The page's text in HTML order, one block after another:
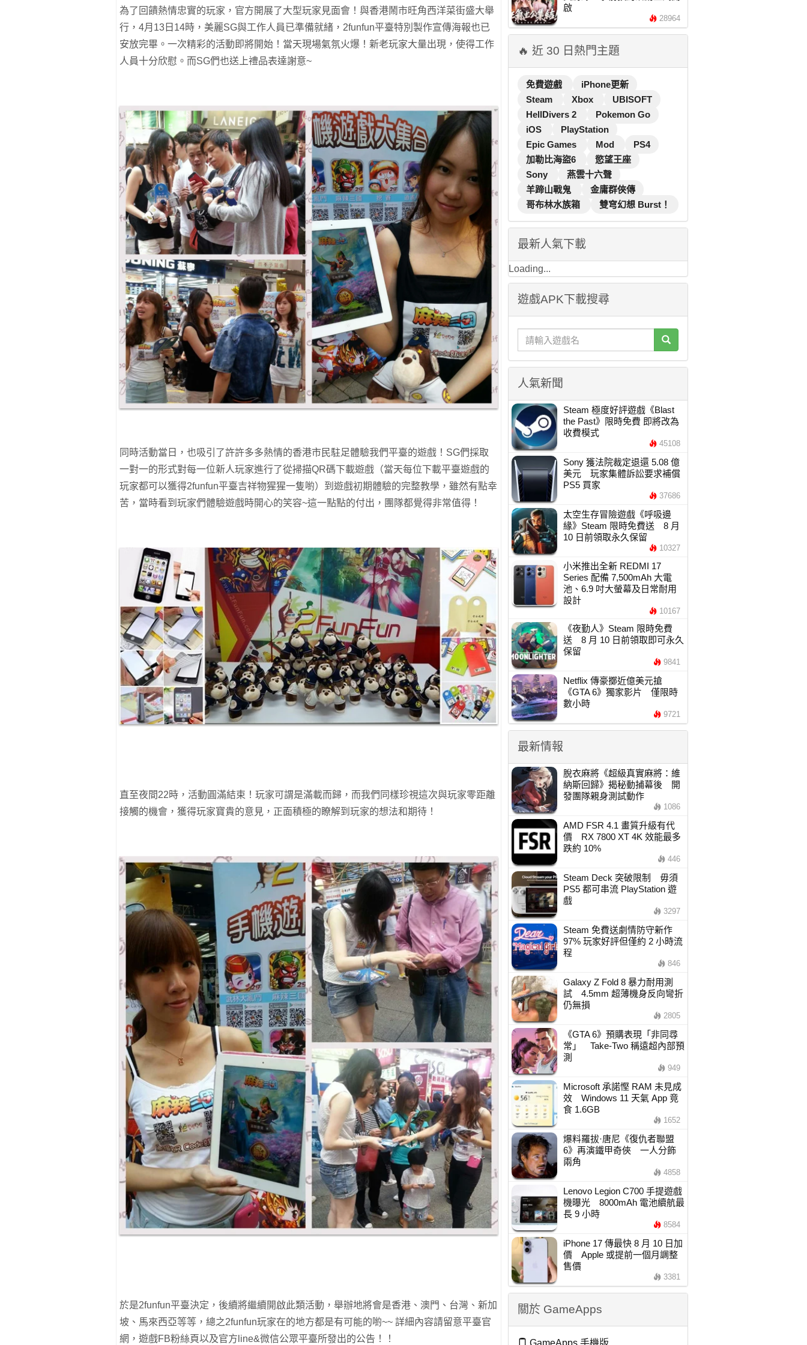
為了回饋熱情忠實的玩家，官方開展了大型玩家見面會！與香港鬧市旺角西洋菜街盛大舉
行，4月13日14時，美麗SG與工作人員已準備就緒，2funfun平臺特別製作宣傳海報也已
安放完畢。一次精彩的活動即將開始！ 當天現場氣氛火爆！新老玩家大量出現，使得工作
人員十分欣慰。而SG們也送上禮品表達謝意~
同時活動當日，也吸引了許許多多熱情的香港市民駐足體驗我們平臺的遊戲！SG們採取
一對一的形式對每一位新人玩家進行了從掃描QR碼下載遊戲（當天每位下載平臺遊戲的
玩家都可以獲得2funfun平臺吉祥物猩猩一隻喲）到遊戲初期體驗的完整教學，雖然有點幸
苦，當時看到玩家們體驗遊戲時開心的笑容~這一點點的付出，團隊都覺得非常值得！
直至夜間22時，活動圓滿結束！玩家可謂是滿載而歸，而我們同樣珍視這次與玩家零距離
接觸的機會，獲得玩家寶貴的意見，正面積極的瞭解到玩家的想法和期待！
於是2funfun平臺決定，後續將繼續開啟此類活動，舉辦地將會是香港、澳門、台灣、新加
坡、馬來西亞等等，總之2funfun玩家在的地方都是有可能的喲~~ 詳細內容請留意平臺官
網，遊戲FB粉絲頁以及官方line&微信公眾平臺所發出的公告！！
啟
28964
🔥 近 30 日熱門主題
免費遊戲
iPhone更新
Steam
Xbox
UBISOFT
HellDivers 2
Pokemon Go
iOS
PlayStation
Epic Games
Mod
PS4
加勒比海盜6
慾望王座
Sony
燕雲十六聲
羊蹄山戰鬼
金庸群俠傳
哥布林水族箱
雙穹幻想 Burst！
最新人氣下載
Loading...
遊戲APK下載搜尋
人氣新聞
Steam 極度好評遊戲《Blast
the Past》限時免費 即將改為
收費模式
45108
Sony 獲法院裁定退還 5.08 億
美元 玩家集體訴訟要求補償
PS5 買家
37686
太空生存冒險遊戲《呼吸邊
緣》Steam 限時免費送 8 月
10 日前領取永久保留
10327
小米推出全新 REDMI 17
Series 配備 7,500mAh 大電
池、6.9 吋大螢幕及日常耐用
設計
10167
《夜勤人》Steam 限時免費
送 8 月 10 日前領取即可永久
保留
9841
Netflix 傳豪擲近億美元搶
《GTA 6》獨家影片 僅限時
數小時
9721
最新情報
脫衣麻將《超級真實麻將：維
納斯回歸》揭秘動捕幕後 開
發團隊親身測試動作
1086
AMD FSR 4.1 畫質升級有代
價 RX 7800 XT 4K 效能最多
跌約 10%
446
Steam Deck 突破限制 毋須
PS5 都可串流 PlayStation 遊
戲
3297
Steam 免費送劇情防守新作
97% 玩家好評但僅約 2 小時流
程
846
Galaxy Z Fold 8 暴力耐用測
試 4.5mm 超薄機身反向彎折
仍無損
2805
《GTA 6》預購表現「非同尋
常」 Take-Two 稱遠超內部預
測
949
Microsoft 承諾慳 RAM 未見成
效 Windows 11 天氣 App 竟
食 1.6GB
1652
爆料羅拔·唐尼《復仇者聯盟
6》再演鐵甲奇俠 一人分飾
兩角
4858
Lenovo Legion C700 手提遊戲
機曝光 8000mAh 電池續航最
長 9 小時
8584
iPhone 17 傳最快 8 月 10 日加
價 Apple 或提前一個月調整
售價
3381
關於 GameApps
GameApps 手機版